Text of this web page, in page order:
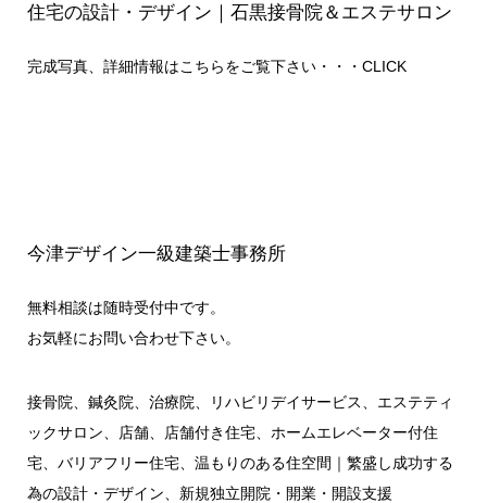
住宅の設計・デザイン｜石黒接骨院＆エステサロン
完成写真、詳細情報はこちらをご覧下さい・・・ CLICK
今津デザイン一級建築士事務所
無料相談は随時受付中です。
お気軽にお問い合わせ下さい。
接骨院、鍼灸院、治療院、リハビリデイサービス、エステティ
ックサロン、店舗、店舗付き住宅、ホームエレベーター付住
宅、バリアフリー住宅、温もりのある住空間｜繁盛し成功する
為の設計・デザイン、新規独立開院・開業・開設支援